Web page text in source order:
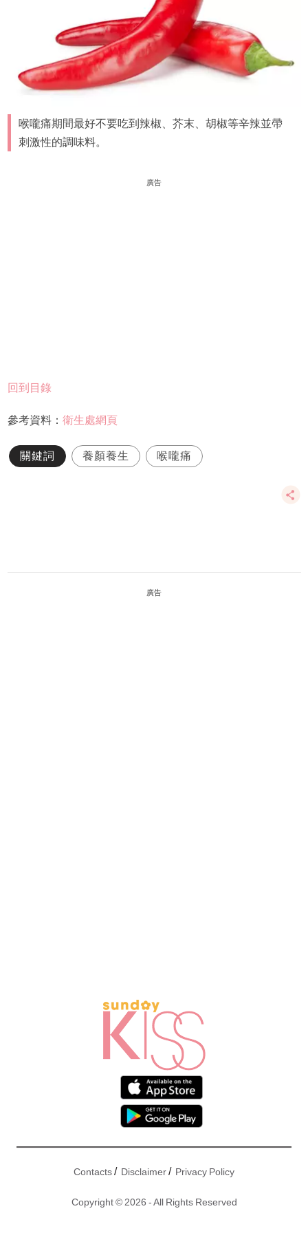
喉嚨痛期間最好不要吃到辣椒、芥末、胡椒等辛辣並帶
刺激性的調味料。
廣告
回到目錄
參考資料： 衛生處網頁
關鍵詞 養顏養生 喉嚨痛
廣告
Contacts/ Disclaimer/ Privacy Policy
Copyright © 2026 - All Rights Reserved